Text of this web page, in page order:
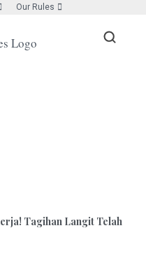
Our Rules
Tagihan Langit Telah